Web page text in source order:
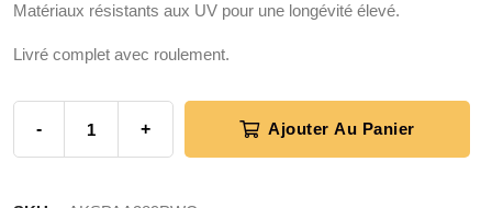
Matériaux résistants aux UV pour une longévité élevé.
Livré complet avec roulement.
- + Ajouter Au Panier